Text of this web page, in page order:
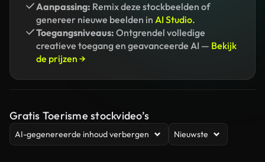
Aanpassing: Remix deze stockbeelden of
genereer nieuwe beelden in AI Studio.
Toegangsniveaus: Ontgrendel volledige
creatieve toegang en geavanceerde AI — Bekijk
de prijzen →
Gratis Toerisme stockvideo’s
AI-gegenereerde inhoud verbergen Nieuwste